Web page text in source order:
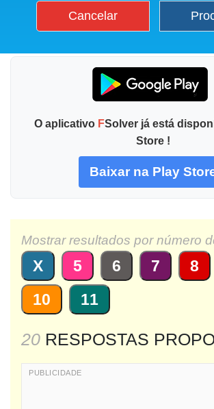
Cancelar
O aplicativo FSolver já está
Store !
Baixar na Play
Mostrar resultados por número
X 5 6 7 8
10
11
20 RESPOSTAS